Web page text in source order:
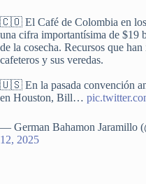
🇨🇴 El Café de Colombia en los
una cifra importantísima de $19
de la cosecha. Recursos que
cafeteros y sus veredas.
🇺🇸 En la pasada convención
en Houston, Bill…
— German Bahamon Jaramillo
12, 2025